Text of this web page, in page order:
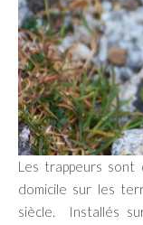
Les trappeurs sont
domicile sur les
siècle. Installés